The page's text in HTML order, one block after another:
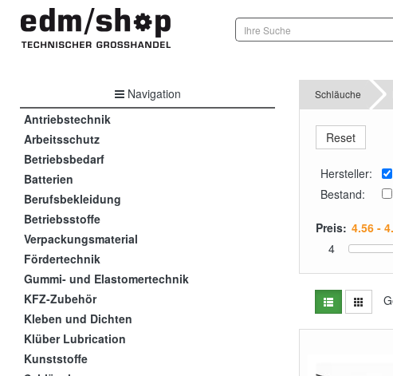
Navigation
Antriebstechnik
Arbeitsschutz
Betriebsbedarf
Batterien
Berufsbekleidung
Betriebsstoffe
Verpackungsmaterial
Fördertechnik
Gummi- und Elastomertechnik
KFZ-Zubehör
Kleben und Dichten
Klüber Lubrication
Kunststoffe
Schläuche
Hersteller:
Bestand:
Preis:
4